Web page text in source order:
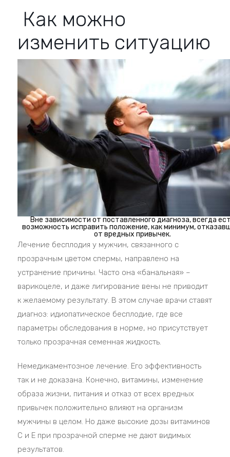
Как можно
изменить ситуацию
Вне зависимости от поставленного диагноза, всегда
возможность исправить положение, как минимум,
от вредных привычек.
Лечение бесплодия у мужчин, связанного с
прозрачным цветом спермы, направлено на
устранение причины. Часто она «банальная» –
варикоцеле, и даже лигирование вены не приводит
к желаемому результату. В этом случае врачи ставят
диагноз: идиопатическое бесплодие, где все
параметры обследования в норме, но присутствует
только прозрачная семенная жидкость.
Немедикаментозное лечение. Его эффективность
так и не доказана. Конечно, витамины, изменение
образа жизни, питания и отказ от всех вредных
привычек положительно влияют на организм
мужчины в целом. Но даже высокие дозы витаминов
С и Е при прозрачной сперме не дают видимых
результатов.